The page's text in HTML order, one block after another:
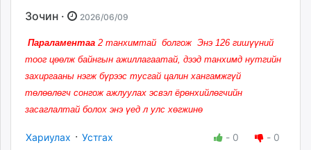
Зочин · 2026/06/09
Параламентаа 2 танхимтай болгож Энэ 126 гишүүний
тоог цөөлж байнгын ажиллагаатай, дээд танхимд нутгийн
захиргааны нэгж бүрээс тусгай цалин хангамжгүй
төлөөлөгч сонгож ажлуулах эсвэл ёрөнхийлөгчийн
засаглалтай болох энэ үед л улс хөгжинө
Хариулах · Устгах - 0 - 0